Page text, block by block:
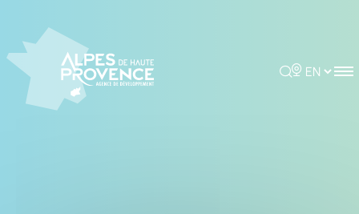
Rechercher
Choisir la